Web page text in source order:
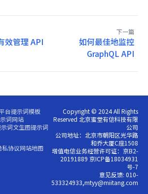
效管理 API
下一篇
如何最佳地监控
GraphQL API
台提示词模板
词网站
词文生图提示词
私协议网站地图
Copyright © 2024 All Rights
Reserved 北京蜜堂有信科技有限
公司
公司地址：北京市朝阳区光华路
和乔大厦C座1508
增值电信业务经营许可证：京B2-
20191889 京ICP备18034931
号-7
意见反馈: 010-
533324933,mtyy@miitang.com